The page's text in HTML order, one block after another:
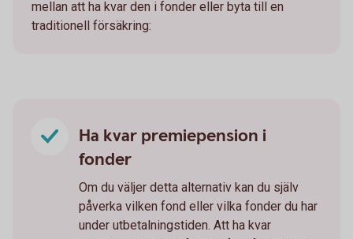
mellan att ha kvar den i fonder eller byta till en
traditionell försäkring:
Ha kvar premiepension i
fonder
Om du väljer detta alternativ kan du själv
påverka vilken fond eller vilka fonder du har
under utbetalningstiden. Att ha kvar